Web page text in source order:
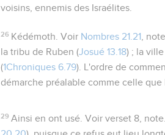
voisins, ennemis des Israélites.
26 Kédémoth . Voir Nombres 21.21 ,
la tribu de Ruben (Josué 13.18) ; la
(1Chroniques 6.79). L'ordre de
démarche préalable comme celle
29 Ainsi en ont usé . Voir verset 8,